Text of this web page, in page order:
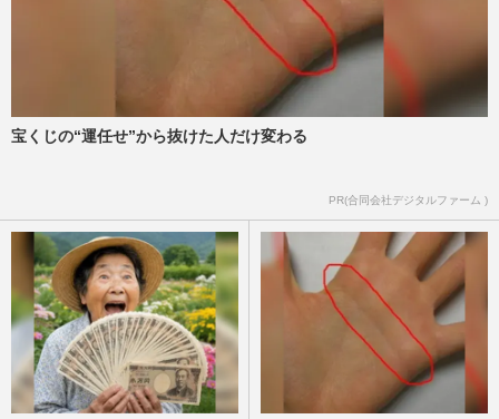
宝くじの“運任せ”から抜けた人だけ変わる
PR(合同会社デジタルファーム )